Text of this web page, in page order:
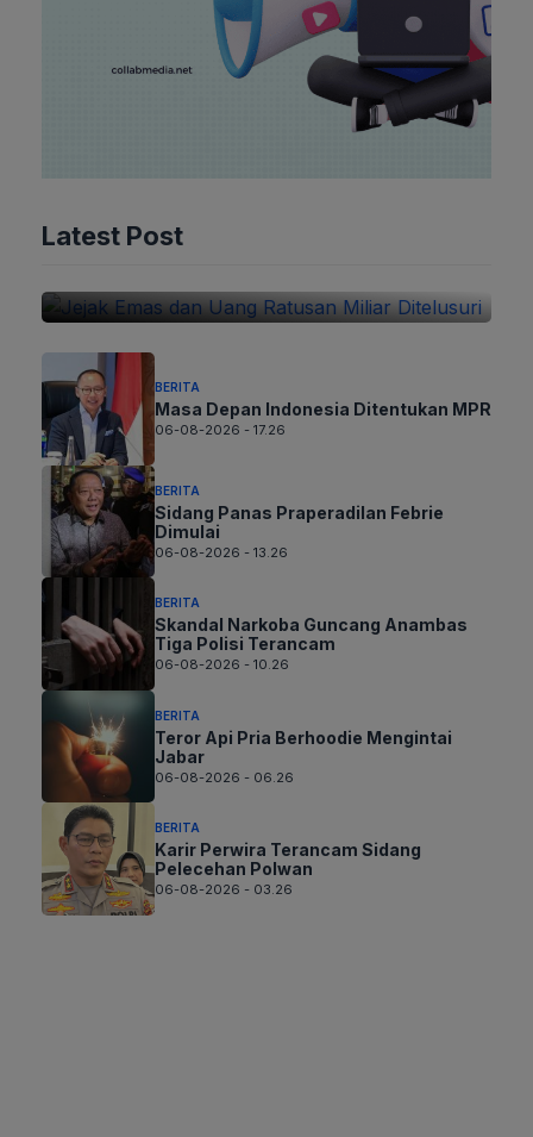
Latest Post
Miliar Ditelusuri
BERITA
Masa Depan Indonesia Ditentukan MPR
06-08-2026 - 17.26
BERITA
Sidang Panas Praperadilan Febrie
Dimulai
06-08-2026 - 13.26
BERITA
Skandal Narkoba Guncang Anambas
Tiga Polisi Terancam
06-08-2026 - 10.26
BERITA
Teror Api Pria Berhoodie Mengintai
Jabar
06-08-2026 - 06.26
BERITA
Karir Perwira Terancam Sidang
Pelecehan Polwan
06-08-2026 - 03.26